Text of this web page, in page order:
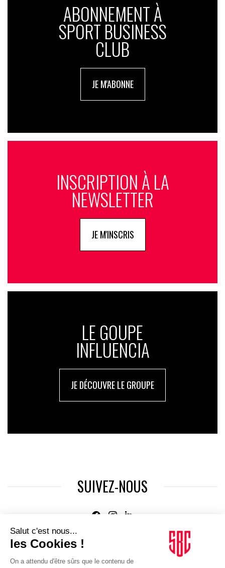
ABONNEMENT À
SPORT BUSINESS
CLUB
JE M'ABONNE
INSCRIPTION À LA
NEWSLETTER
JE M'INSCRIS
LE GOUPE
INFLUENCIA
JE DÉCOUVRE LE GROUPE
SUIVEZ-NOUS